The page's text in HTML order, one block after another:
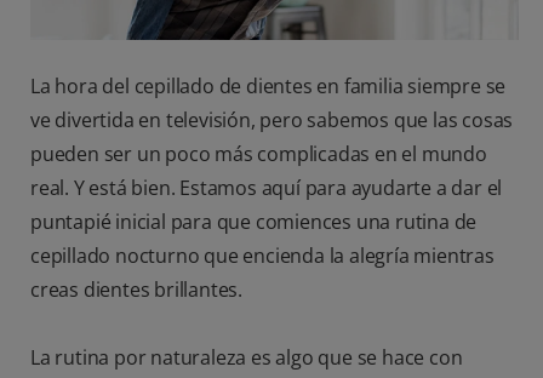
La hora del cepillado de dientes en familia siempre se
ve divertida en televisión, pero sabemos que las cosas
pueden ser un poco más complicadas en el mundo
real. Y está bien. Estamos aquí para ayudarte a dar el
puntapié inicial para que comiences una rutina de
cepillado nocturno que encienda la alegría mientras
creas dientes brillantes.
La rutina por naturaleza es algo que se hace con